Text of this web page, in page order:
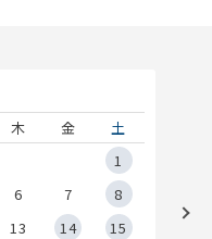
木 金
土
1
6 7
8
13 14
15